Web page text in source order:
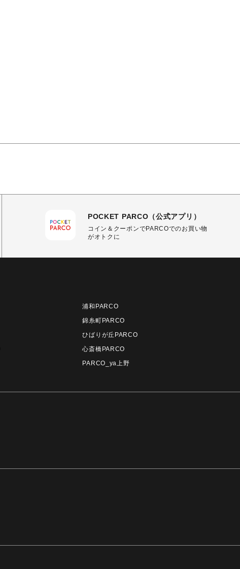
POCKET PARCO（公式アプリ）
コイン＆クーポンでPARCOでのお買い物
がオトクに
浦和PARCO
錦糸町PARCO
ひばりが丘PARCO
心斎橋PARCO
PARCO_ya上野